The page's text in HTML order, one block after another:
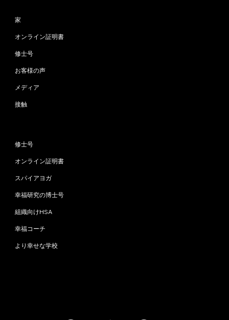
家
オンライン証明書
修士号
お客様の声
メディア
接触
修士号
オンライン証明書
スパイアヨガ
幸福研究の博士号
組織向けHSA
幸福コーチ
より幸せな学校